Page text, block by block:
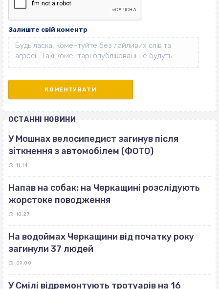
Залиште свій коментр
ОСТАННІ НОВИНИ
У Мошнах велосипедист загинув після
зіткнення з автомобілем (ФОТО)
11:14
Напав на собак: на Черкащині розслідують
жорстоке поводження
10:27
На водоймах Черкащини від початку року
загинули 37 людей
09:00
У Смілі відремонтують тротуарів на 16